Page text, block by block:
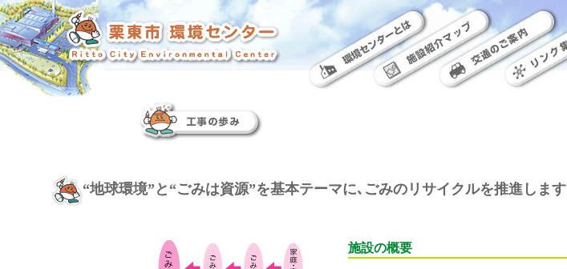
“地球環境”と“ごみは資源”を基本テーマに､ごみのリサイクルを推進します
施設の概要